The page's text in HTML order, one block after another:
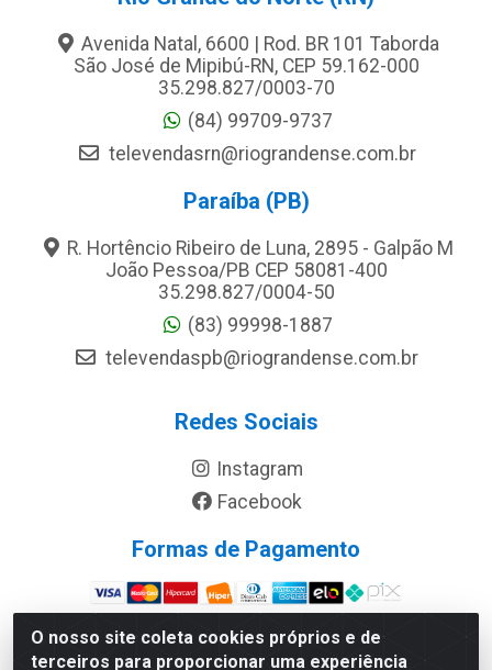
O nosso site coleta cookies próprios e de
terceiros para proporcionar uma experiência
Avenida Natal, 6600 | Rod. BR 101 Taborda
São José de Mipibú-RN, CEP 59.162-000
35.298.827/0003-70
(84) 99709-9737
televendasrn@riograndense.com.br
Paraíba (PB)
R. Hortêncio Ribeiro de Luna, 2895 - Galpão M
João Pessoa/PB CEP 58081-400
35.298.827/0004-50
(83) 99998-1887
televendaspb@riograndense.com.br
Redes Sociais
Instagram
Facebook
Formas de Pagamento
Site Seguro